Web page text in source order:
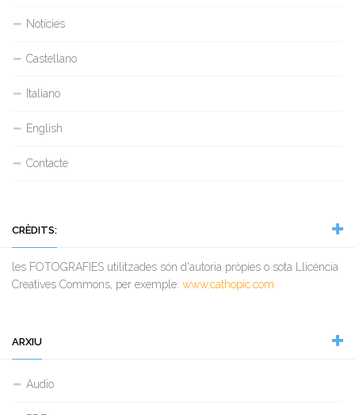
Notícies
Castellano
Italiano
English
Contacte
CRÈDITS:
les FOTOGRAFIES utilitzades són d'autoria pròpies o sota Llicència
Creatives Commons, per exemple: www.cathopic.com
ARXIU
Audio